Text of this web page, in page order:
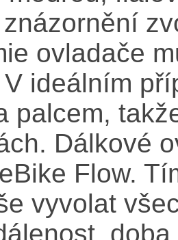
ovladače
ideálním
palcem,
Dálkové
Flow.
vyvolat